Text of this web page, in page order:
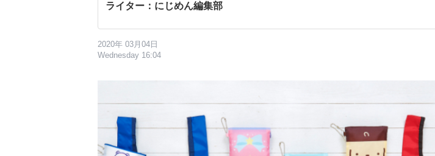
ライター：にじめん編集部
2020年 03月04日
Wednesday 16:04